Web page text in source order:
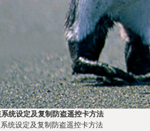
统设定及复制防盗遥控卡方法
统设定及复制防盗遥控卡方法